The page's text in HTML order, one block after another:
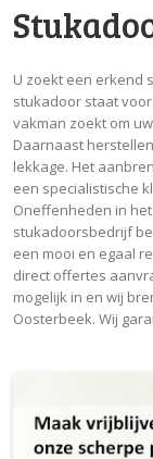
U zoekt een erkend
stukadoor staat
vakman zoekt om
Daarnaast
lekkage. Het
een specialistische
Oneffenheden in
stukadoorsbedrijf
een mooi en egaal
direct offertes
mogelijk in en wij
Oosterbeek. Wij